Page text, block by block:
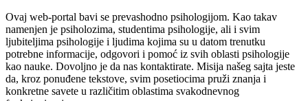
Ovaj web-portal bavi se prevashodno psihologijom. Kao takav
namenjen je psiholozima, studentima psihologije, ali i svim
ljubiteljima psihologije i ljudima kojima su u datom trenutku
potrebne informacije, odgovori i pomoć iz svih oblasti psihologije
kao nauke. Dovoljno je da nas kontaktirate. Misija našeg sajta jeste
da, kroz ponuđene tekstove, svim posetiocima pruži znanja i
konkretne savete u različitim oblastima svakodnevnog